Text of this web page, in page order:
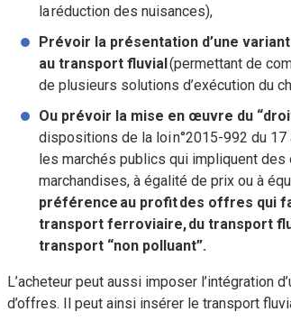
la réduction des nuisances),
Prévoir la présentation d’une
au transport fluvial(permettant de
de plusieurs solutions d’exécution du
Ou prévoir la mise en œuvre du
dispositions de la loi n°2015-992 du
les marchés publics qui impliquent
marchandises, à égalité de prix ou à
préférence au profit des offres qui
transport ferroviaire, du transport
transport “non polluant”.
L’acheteur peut aussi imposer l’intégration
d’offres. Il peut ainsi insérer le transport